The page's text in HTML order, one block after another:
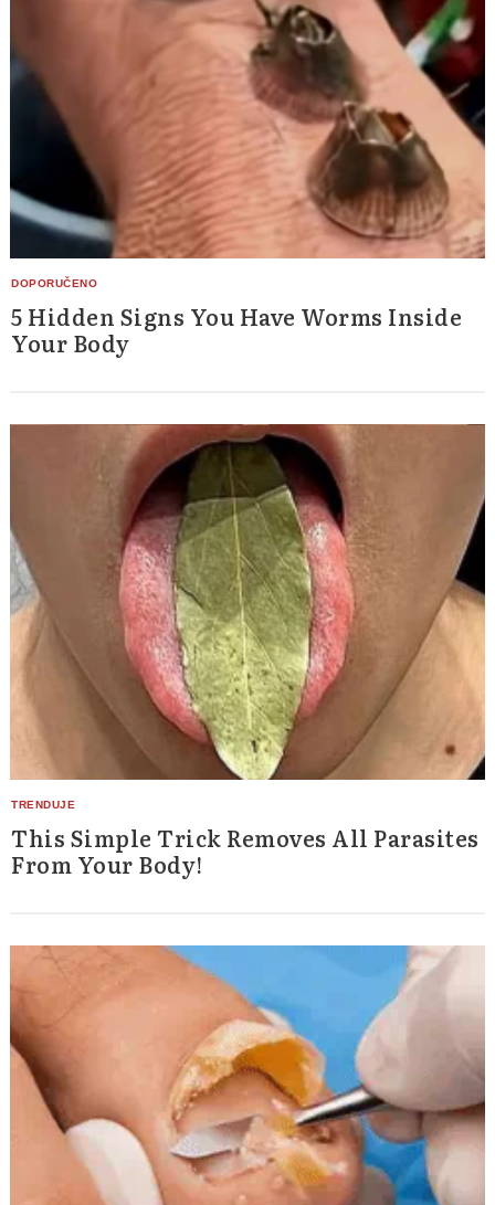
5 Hidden Signs You Have Worms Inside
Your Body
This Simple Trick Removes All Parasites
From Your Body!